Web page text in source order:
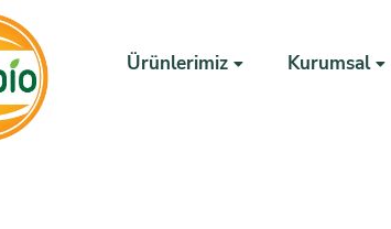
Ürünlerimiz Kurumsal